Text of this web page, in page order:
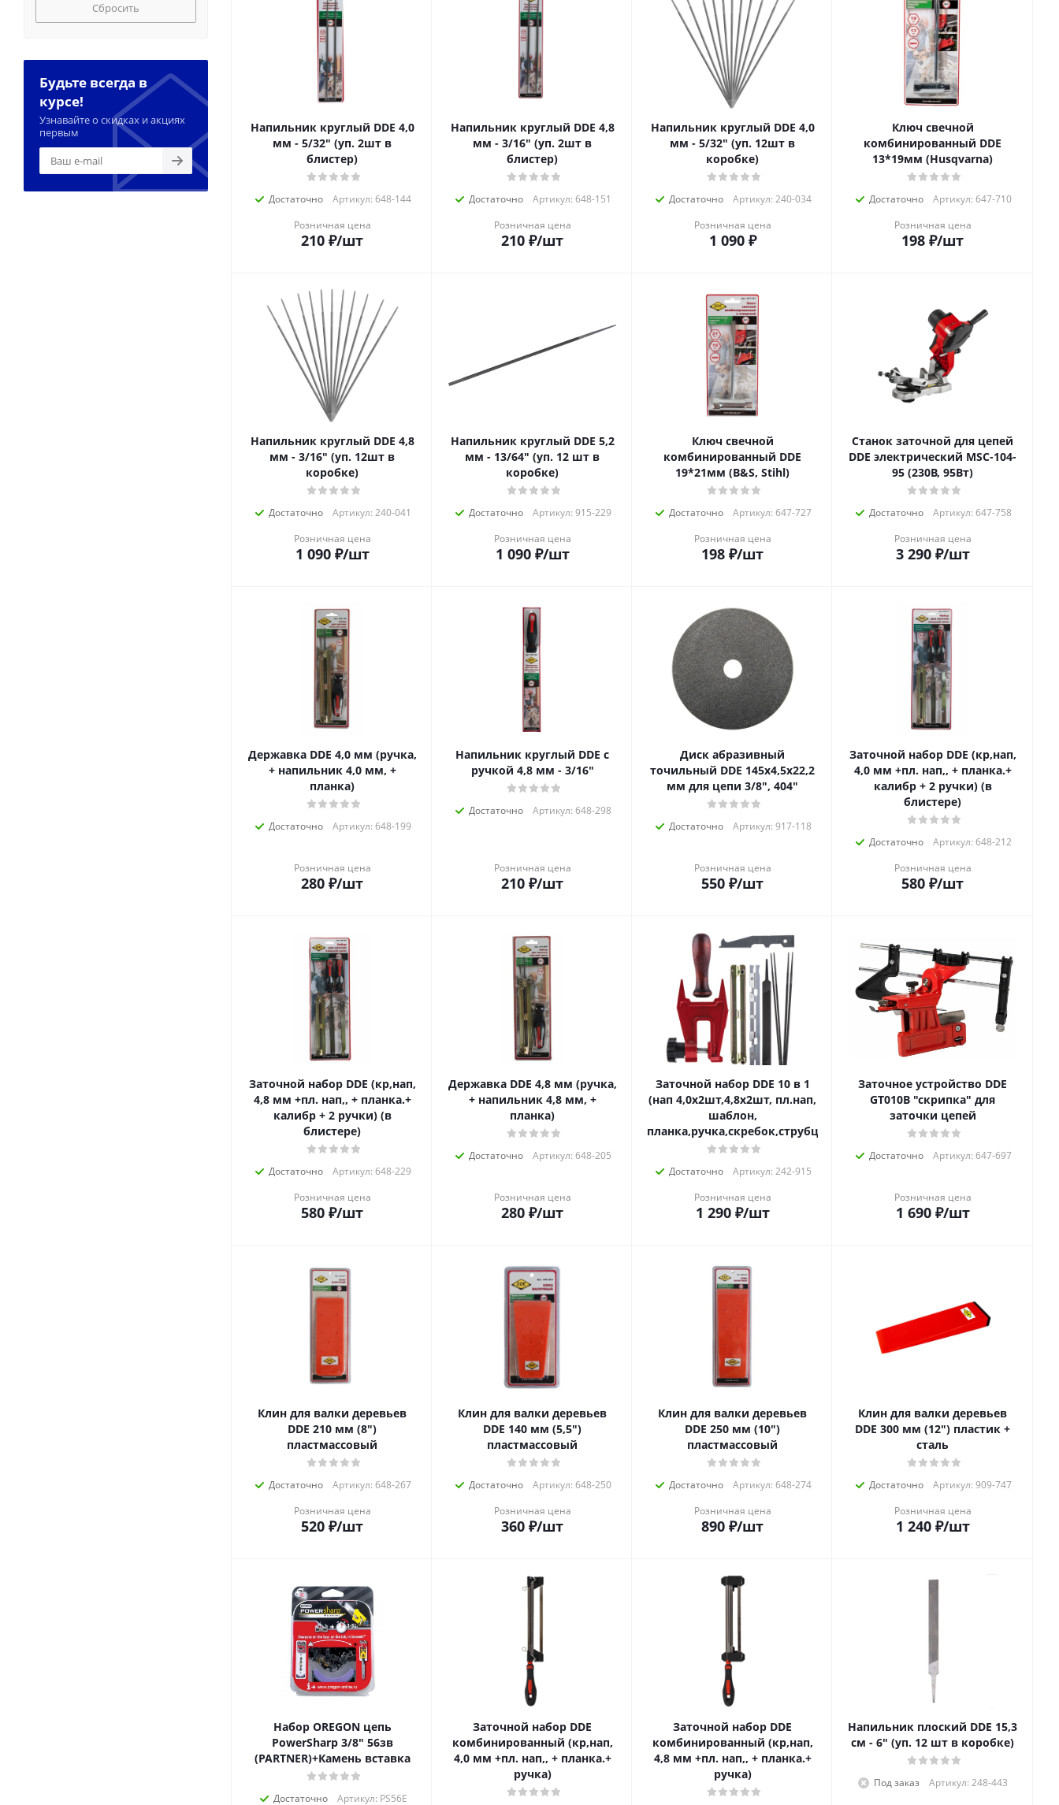
Напильник круглый DDE 4,0
мм - 5/32" (уп. 2шт в
блистер)
Достаточно
Артикул: 648-144
Розничная цена
210 ₽/шт
Напильник круглый DDE 4,8
мм - 3/16" (уп. 2шт в
блистер)
Достаточно
Артикул: 648-151
Розничная цена
210 ₽/шт
Напильник круглый DDE 4,0
мм - 5/32" (уп. 12шт в
коробке)
Достаточно
Артикул: 240-034
Розничная цена
1 090₽
Ключ свечной
комбинированный DDE
13*19мм (Husqvarna)
Достаточно
Артикул: 647-710
Розничная цена
198 ₽/шт
Напильник круглый DDE 4,8
мм - 3/16" (уп. 12шт в
коробке)
Достаточно
Артикул: 240-041
Розничная цена
1 090₽/шт
Напильник круглый DDE 5,2
мм - 13/64" (уп. 12 шт в
коробке)
Достаточно
Артикул: 915-229
Розничная цена
1 090₽/шт
Ключ свечной
комбинированный DDE
19*21мм (B&S, Stihl)
Достаточно
Артикул: 647-727
Розничная цена
198 ₽/шт
Станок заточной для цепей
DDE электрический MSC-104-
95 (230В, 95Вт)
Достаточно
Артикул: 647-758
Розничная цена
3 290₽/шт
Державка DDE 4,0 мм (ручка,
+ напильник 4,0 мм, +
планка)
Достаточно Артикул: 648-199
Розничная цена
280 ₽/шт
Напильник круглый DDE с
ручкой 4,8 мм - 3/16"
Достаточно Артикул: 648-298
Розничная цена
210 ₽/шт
Диск абразивный
точильный DDE 145х4,5х22,2
мм для цепи 3/8", 404"
Достаточно Артикул: 917-118
Розничная цена
550 ₽/шт
Заточной набор DDE (кр,нап,
4,0 мм +пл. нап,, + планка.+
калибр + 2 ручки) (в
блистере)
Достаточно
Артикул: 648-212
Розничная цена
580 ₽/шт
Заточной набор DDE (кр,нап,
4,8 мм +пл. нап,, + планка.+
калибр + 2 ручки) (в
блистере)
Достаточно
Артикул: 648-229
Розничная цена
580 ₽/шт
Державка DDE 4,8 мм (ручка,
+ напильник 4,8 мм, +
планка)
Достаточно Артикул: 648-205
Розничная цена
280 ₽/шт
Заточной набор DDE 10 в 1
(нап 4,0х2шт,4,8х2шт, пл.нап,
шаблон,
планка,ручка,скребок,струбцина)
Достаточно
Артикул: 242-915
Розничная цена
1 290₽/шт
Заточное устройство DDE
GT010B "скрипка" для
заточки цепей
Достаточно Артикул: 647-697
Розничная цена
1 690₽/шт
Клин для валки деревьев
DDE 210 мм (8")
пластмассовый
Достаточно
Артикул: 648-267
Розничная цена
520 ₽/шт
Клин для валки деревьев
DDE 140 мм (5,5")
пластмассовый
Достаточно
Артикул: 648-250
Розничная цена
360 ₽/шт
Клин для валки деревьев
DDE 250 мм (10")
пластмассовый
Достаточно
Артикул: 648-274
Розничная цена
890 ₽/шт
Клин для валки деревьев
DDE 300 мм (12") пластик +
сталь
Достаточно
Артикул: 909-747
Розничная цена
1 240₽/шт
Набор OREGON цепь
PowerSharp 3/8" 56зв
(PARTNER)+Камень вставка
Достаточно Артикул: PS56E
Заточной набор DDE
комбинированный (кр,нап,
4,0 мм +пл. нап,, + планка.+
ручка)
Заточной набор DDE
комбинированный (кр,нап,
4,8 мм +пл. нап,, + планка.+
ручка)
Напильник плоский DDE 15,3
см - 6" (уп. 12 шт в коробке)
Под заказ Артикул: 248-443
Сбросить
Будьте всегда в
курсе!
Узнавайте о скидках и акциях
первым